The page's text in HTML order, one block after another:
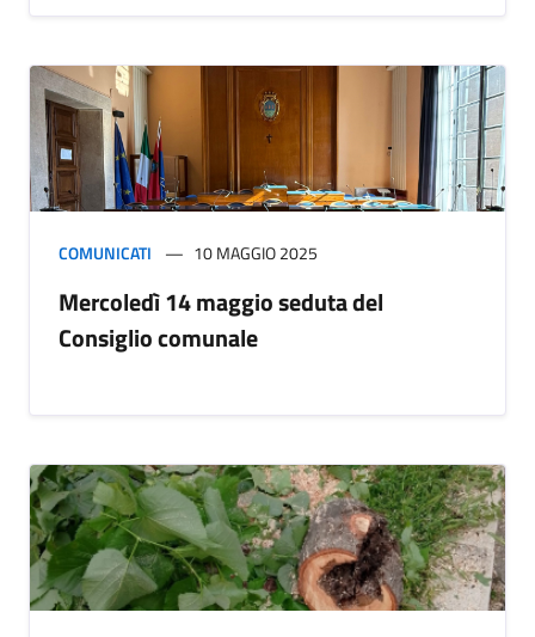
COMUNICATI 10 MAGGIO 2025
Mercoledì 14 maggio seduta del
Consiglio comunale